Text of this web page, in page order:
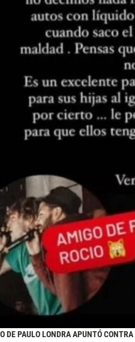
DE PAULO LONDRA APUNTÓ